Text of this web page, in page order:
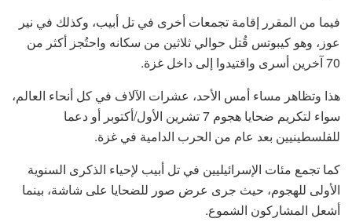
فيما من المقرر إقامة تجمعات أخرى في تل أبيب، وكذلك في نير
عوز، وهو كيبوتس قُتل حوالي ثلاثين من سكانه واحتُجز أكثر من
70 آخرين أسرى واقتيدوا إلى داخل غزة.
هذا وتظاهر مساء أمس الأحد، عشرات الآلاف في كل أنحاء العالم،
سواء لتكريم ضحايا هجوم 7 تشرين الأول/أكتوبر أو دعما
للفلسطينيين بعد عام من الحرب الدامية في غزة.
كما تجمع مئات الإسرائيليين في تل أبيب لإحياء الذكرى السنوية
الأولى للهجوم، حيث جرى عرض صور للضحايا على شاشة، بينما
أشعل المشاركون الشموع.